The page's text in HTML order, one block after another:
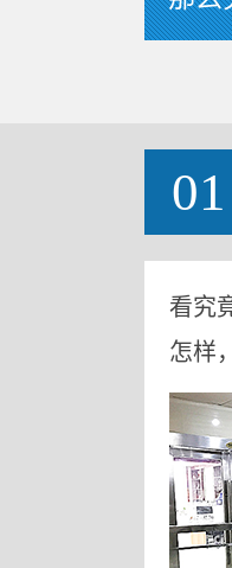
01
看究
怎样